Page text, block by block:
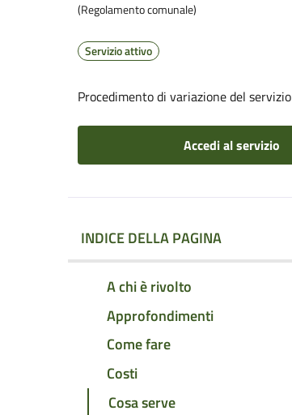
(Regolamento comunale)
Servizio attivo
Procedimento di variazione del servizio
Accedi al servizio
INDICE DELLA PAGINA
A chi è rivolto
Approfondimenti
Come fare
Costi
Cosa serve